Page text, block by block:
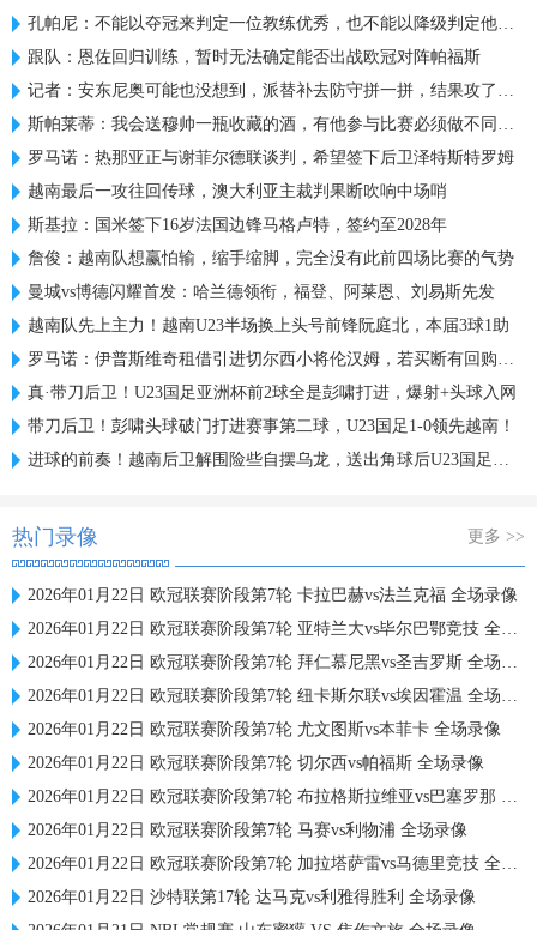
孔帕尼：不能以夺冠来判定一位教练优秀，也不能以降级判定他糟糕
跟队：恩佐回归训练，暂时无法确定能否出战欧冠对阵帕福斯
记者：安东尼奥可能也没想到，派替补去防守拼一拼，结果攻了半场
斯帕莱蒂：我会送穆帅一瓶收藏的酒，有他参与比赛必须做不同准备
罗马诺：热那亚正与谢菲尔德联谈判，希望签下后卫泽特斯特罗姆
越南最后一攻往回传球，澳大利亚主裁判果断吹响中场哨
斯基拉：国米签下16岁法国边锋马格卢特，签约至2028年
詹俊：越南队想赢怕输，缩手缩脚，完全没有此前四场比赛的气势
曼城vs博德闪耀首发：哈兰德领衔，福登、阿莱恩、刘易斯先发
越南队先上主力！越南U23半场换上头号前锋阮庭北，本届3球1助
罗马诺：伊普斯维奇租借引进切尔西小将伦汉姆，若买断有回购条款
真·带刀后卫！U23国足亚洲杯前2球全是彭啸打进，爆射+头球入网
带刀后卫！彭啸头球破门打进赛事第二球，U23国足1-0领先越南！
进球的前奏！越南后卫解围险些自摆乌龙，送出角球后U23国足破门
热门录像 更多 >>
2026年01月22日 欧冠联赛阶段第7轮 卡拉巴赫vs法兰克福 全场录像
2026年01月22日 欧冠联赛阶段第7轮 亚特兰大vs毕尔巴鄂竞技 全场录像
2026年01月22日 欧冠联赛阶段第7轮 拜仁慕尼黑vs圣吉罗斯 全场录像
2026年01月22日 欧冠联赛阶段第7轮 纽卡斯尔联vs埃因霍温 全场录像
2026年01月22日 欧冠联赛阶段第7轮 尤文图斯vs本菲卡 全场录像
2026年01月22日 欧冠联赛阶段第7轮 切尔西vs帕福斯 全场录像
2026年01月22日 欧冠联赛阶段第7轮 布拉格斯拉维亚vs巴塞罗那 全场录像
2026年01月22日 欧冠联赛阶段第7轮 马赛vs利物浦 全场录像
2026年01月22日 欧冠联赛阶段第7轮 加拉塔萨雷vs马德里竞技 全场录像
2026年01月22日 沙特联第17轮 达马克vs利雅得胜利 全场录像